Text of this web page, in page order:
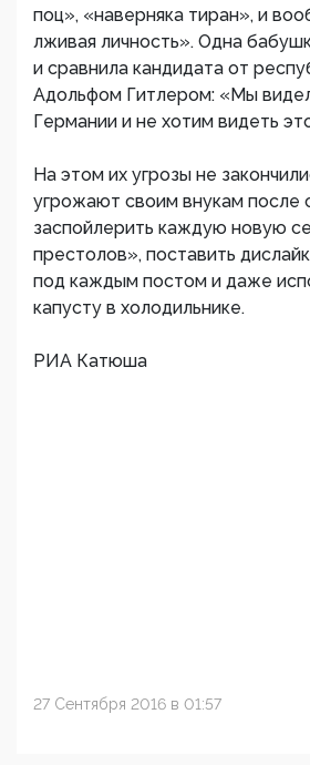
поц», «наверняка тиран», и
лживая личность». Одна
и сравнила кандидата от
Адольфом Гитлером: «Мы
Германии и не хотим видеть
На этом их угрозы не
угрожают своим внукам после
заспойлерить каждую новую
престолов», поставить
под каждым постом и даже
капусту в холодильнике.
РИА Катюша
27 Сентября 2016 в 01:57